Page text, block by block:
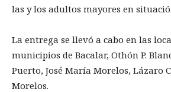
las y los adultos mayores en
La entrega se llevó a cabo en las
municipios de Bacalar, Othón P.
Puerto, José María Morelos, Lázaro
Morelos.